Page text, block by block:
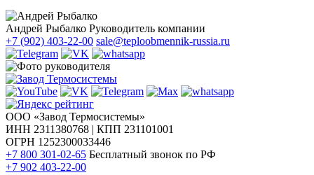
Андрей Рыбалко Руководитель компании
+7 (902) 403-22-00 sale@teploobmennik-russia.ru
ООО «Завод Термосистемы»
ИНН 2311380768 | КПП 231101001
ОГРН 1252300033446
+7 800 301-02-65 Бесплатный звонок по РФ
+7 902 403-22-00